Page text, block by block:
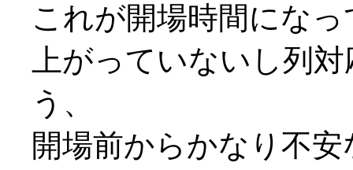
これが開場時間にな
上がっていないし列
う、
開場前からかなり不